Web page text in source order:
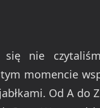
nie
momencie
Od A do